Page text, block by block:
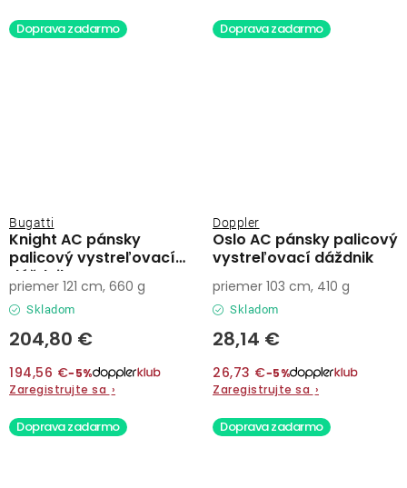
Doprava zadarmo
Knight AC pánsky
palicový vystreľovací
dáždnik
Bugatti
Skladom
204,80 €
194,56 €−5%
Zaregistrujte sa ›
priemer 121 cm, 660 g
Doprava zadarmo
Oslo AC pánsky palicový
vystreľovací dáždnik
Doppler
Skladom
28,14 €
26,73 €−5%
Zaregistrujte sa ›
priemer 103 cm, 410 g
Doprava zadarmo Doprava zadarmo